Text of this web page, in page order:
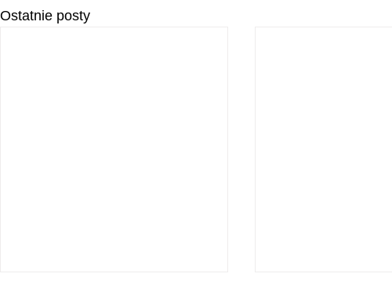
Ostatnie posty